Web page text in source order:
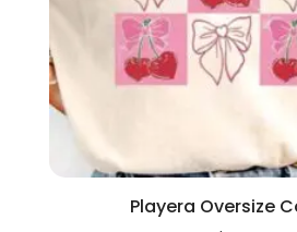
Playera Oversize